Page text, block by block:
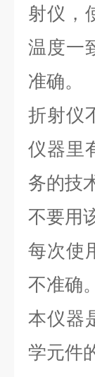
射仪，
温度一
准确。
折射仪
仪器里
务的技
不要用
每次使
不准确。
本仪器
学元件